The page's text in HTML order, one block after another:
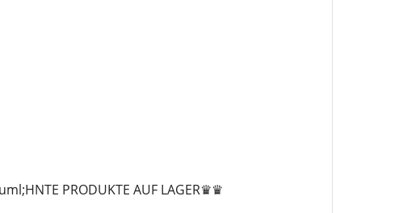
PRODUKTE AUF LAGER♛♛